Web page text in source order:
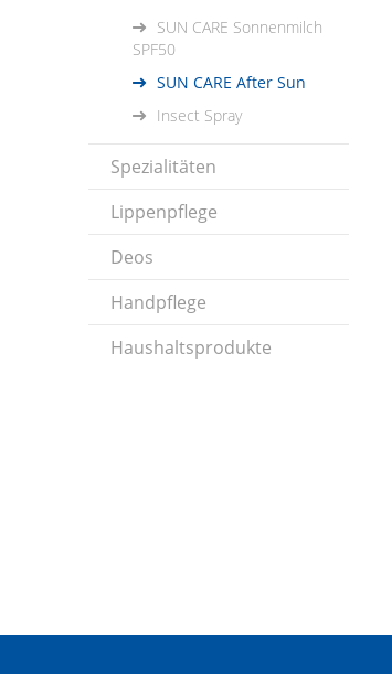
SUN CARE Sonnenmilch
SPF50
SUN CARE After Sun
Insect Spray
Spezialitäten
Lippenpflege
Deos
Handpflege
Haushaltsprodukte